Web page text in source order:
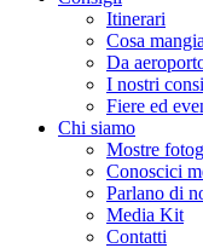
Itinerari
Cosa
Da
I nostri
Fiere ed
Chi siamo
Mostre
Conoscici
Parlano di
Media Kit
Contatti